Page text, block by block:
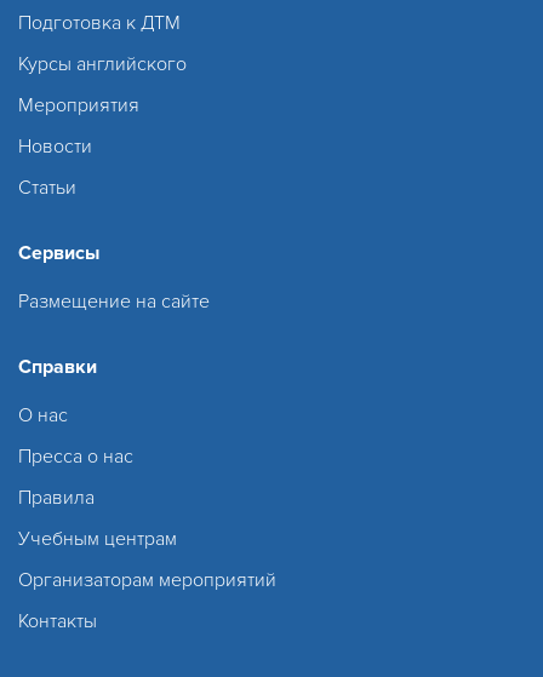
Подготовка к ДТМ
Курсы английского
Мероприятия
Новости
Статьи
Сервисы
Размещение на сайте
Справки
О нас
Пресса о нас
Правила
Учебным центрам
Организаторам мероприятий
Контакты